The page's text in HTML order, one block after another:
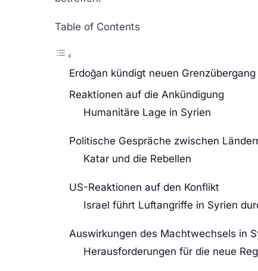
Table of Contents
Erdoğan kündigt neuen Grenzübergang
Reaktionen auf die Ankündigung
Humanitäre Lage in Syrien
Politische Gespräche zwischen
Katar und die Rebellen
US-Reaktionen auf den Konflikt
Israel führt Luftangriffe in Syrien
Auswirkungen des Machtwechsels in
Herausforderungen für die neue